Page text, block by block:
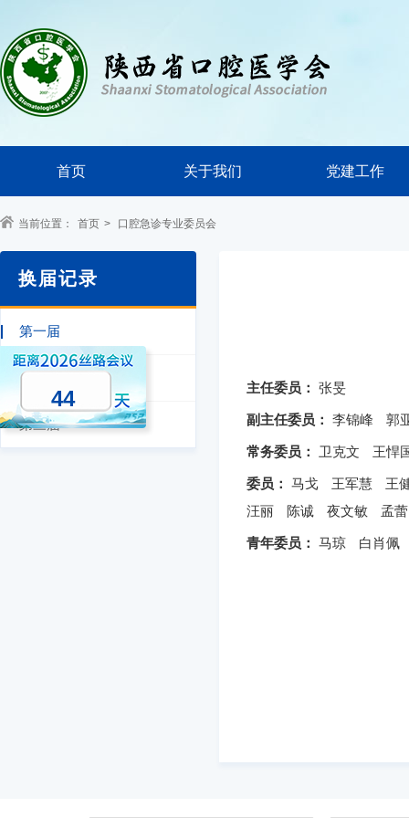
首页 关于我们 党建工作
当前位置： 首页 > 口腔急诊专业委员会
换届记录
第一届
第二届
第三届
主任委员： 张旻
副主任委员： 李锦峰 郭
常务委员： 卫克文 王悍
委员： 马戈 王军慧
王
汪丽
陈诚 夜文敏 孟蕾
青年委员： 马琼 白肖佩
44